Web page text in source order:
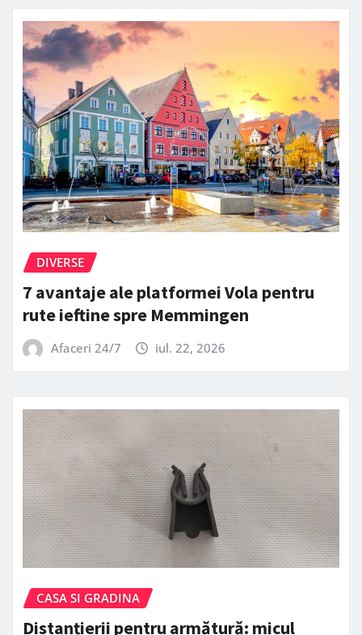
DIVERSE
7 avantaje ale platformei Vola pentru
rute ieftine spre Memmingen
Afaceri 24/7 iul. 22, 2026
CASA SI GRADINA
Distanțierii pentru armătură: micul